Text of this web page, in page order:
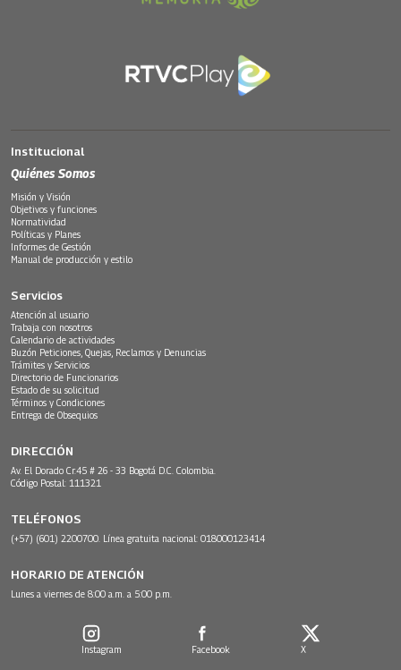
Institucional
Quiénes Somos
Misión y Visión
Objetivos y funciones
Normatividad
Políticas y Planes
Informes de Gestión
Manual de producción y estilo
Servicios
Atención al usuario
Trabaja con nosotros
Calendario de actividades
Buzón Peticiones, Quejas, Reclamos y Denuncias
Trámites y Servicios
Directorio de Funcionarios
Estado de su solicitud
Términos y Condiciones
Entrega de Obsequios
DIRECCIÓN
Av. El Dorado Cr.45 # 26 - 33 Bogotá D.C. Colombia.
Código Postal: 111321
TELÉFONOS
(+57) (601) 2200700. Línea gratuita nacional: 018000123414
HORARIO DE ATENCIÓN
Lunes a viernes de 8:00 a.m. a 5:00 p.m.
Instagram Facebook X